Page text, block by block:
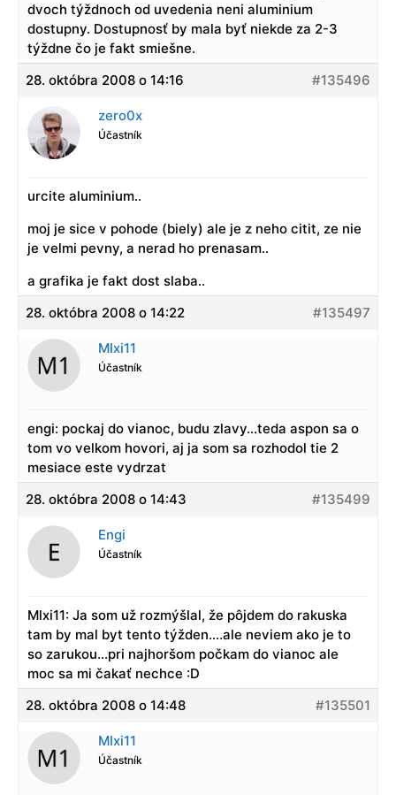
dvoch týždnoch od uvedenia neni aluminium
dostupny. Dostupnosť by mala byť niekde za 2-3
týždne čo je fakt smiešne.
28. októbra 2008 o 14:16
#135496
zero0x
Účastník
urcite aluminium..
moj je sice v pohode (biely) ale je z neho citit, ze nie
je velmi pevny, a nerad ho prenasam..
a grafika je fakt dost slaba..
28. októbra 2008 o 14:22
#135497
MIxi11
Účastník
engi: pockaj do vianoc, budu zlavy…teda aspon sa o
tom vo velkom hovori, aj ja som sa rozhodol tie 2
mesiace este vydrzat
28. októbra 2008 o 14:43
#135499
Engi
Účastník
Mlxi11: Ja som už rozmýšlal, že pôjdem do rakuska
tam by mal byt tento týžden….ale neviem ako je to
so zarukou…pri najhoršom počkam do vianoc ale
moc sa mi čakať nechce :D
28. októbra 2008 o 14:48
#135501
MIxi11
Účastník